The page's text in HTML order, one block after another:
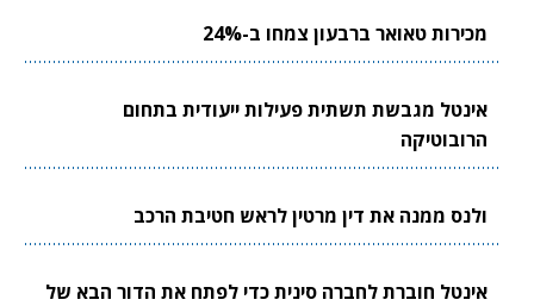
מכירות טאואר ברבעון צמחו ב-24%
אינטל מגבשת תשתית פעילות ייעודית בתחום
הרובוטיקה
ולנס ממנה את דין מרטין לראש חטיבת הרכב
אינטל חוברת לחברה סינית כדי לפתח את הדור הבא של